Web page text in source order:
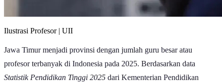
Ilustrasi Profesor | UII
Jawa Timur menjadi provinsi dengan jumlah guru besar atau
profesor terbanyak di Indonesia pada 2025. Berdasarkan data
Statistik Pendidikan Tinggi 2025 dari Kementerian Pendidikan